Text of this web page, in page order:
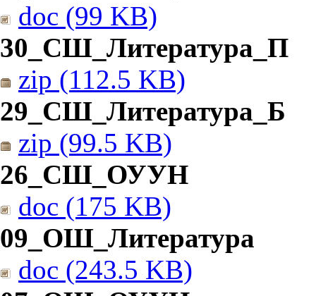
doc (99 KB)
30_СШ_Литература_П
zip (112.5 KB)
29_СШ_Литература_Б
zip (99.5 KB)
26_СШ_ОУУН
doc (175 KB)
09_ОШ_Литература
doc (243.5 KB)